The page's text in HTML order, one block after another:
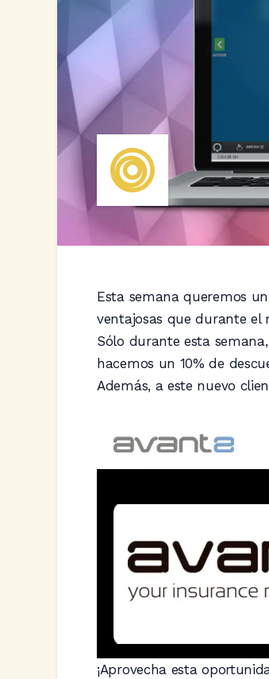
Esta semana queremos
ventajosas que durante el
Sólo durante esta
hacemos un 10% de
Además, a este nuevo
¡Aprovecha esta